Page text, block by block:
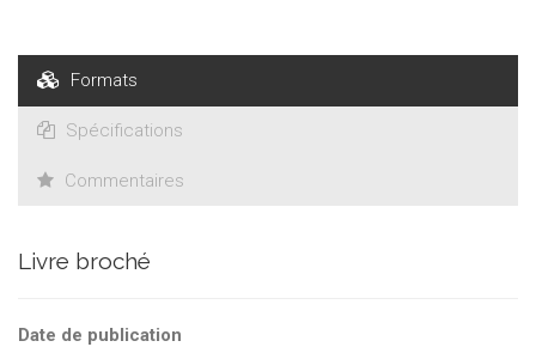
Formats
Spécifications
Commentaires
Livre broché
Date de publication